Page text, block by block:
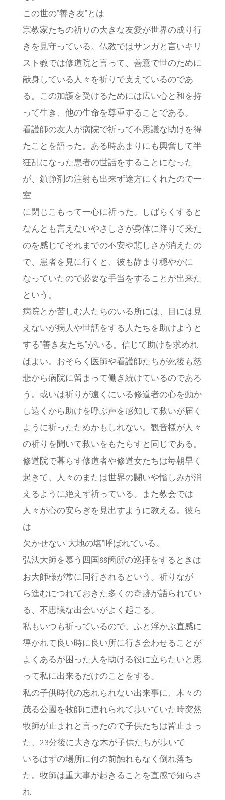
この世の”善き友”とは
宗教家たちの祈りの大きな友愛が世界の成り行
きを見守っている。仏教ではサンガと言いキリ
スト教では修道院と言って、善意で世のために
献身している人々を祈りで支えているのであ
る。この加護を受けるためには広い心と和を持
って生き、他の生命を尊重することである。
看護師の友人が病院で祈って不思議な助けを得
たことを語った。ある時あまりにも興奮して半
狂乱になった患者の世話をすることになった
が、鎮静剤の注射も出来ず途方にくれたので一
室
に閉じこもって一心に祈った。しばらくすると
なんとも言えないやさしさが身体に降りて来た
のを感じてそれまでの不安や悲しさが消えたの
で、患者を見に行くと、彼も静まり穏やかに
なっていたので必要な手当をすることが出来た
という。
病院とか苦しむ人たちのいる所には、目には見
えないが病人や世話をする人たちを助けようと
する”善き友たち”がいる。信じて助けを求めれ
ばよい。おそらく医師や看護師たちが死後も慈
悲から病院に留まって働き続けているのであろ
う。或いは祈りが遠くにいる修道者の心を動か
し遠くから助けを呼ぶ声を感知して救いが届く
ように祈ったためかもしれない。観音様が人々
の祈りを聞いて救いをもたらすと同じである。
修道院で暮らす修道者や修道女たちは毎朝早く
起きて、人々のまたは世界の闘いや憎しみが消
えるように絶えず祈っている。また教会では
人々が心の安らぎを見出すように教える。彼ら
は
欠かせない”大地の塩”呼ばれている。
弘法大師を慕う四国88箇所の巡拝をするときは
お大師様が常に同行されるという。祈りなが
ら進むにつれておきた多くの奇跡が語られてい
る、不思議な出会いがよく起こる。
私もいつも祈っているので、ふと浮かぶ直感に
導かれて良い時に良い所に行き会わせることが
よくあるが困った人を助ける役に立ちたいと思
って私に出来るだけのことをする。
私の子供時代の忘れられない出来事に、木々の
茂る公園を牧師に連れられて歩いていた時突然
牧師が止まれと言ったので子供たちは皆止まっ
た、2,3分後に大きな木が子供たちが歩いて
いるはずの場所に何の前触れもなく倒れ落ち
た。牧師は重大事が起きることを直感で知らさ
れ